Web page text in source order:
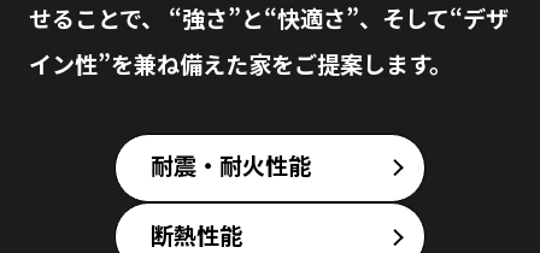
せることで、
“強さ”と“快適さ”、そして“デザ
イン性”を兼ね備えた家をご提案します。
耐震・耐火性能
断熱性能